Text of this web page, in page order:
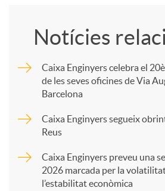
Notícies
Caixa Enginyers celebra el
de les seves oficines de Via
Barcelona
Caixa Enginyers segueix
Reus
Caixa Enginyers preveu una
2026 marcada per la
l’estabilitat econòmica